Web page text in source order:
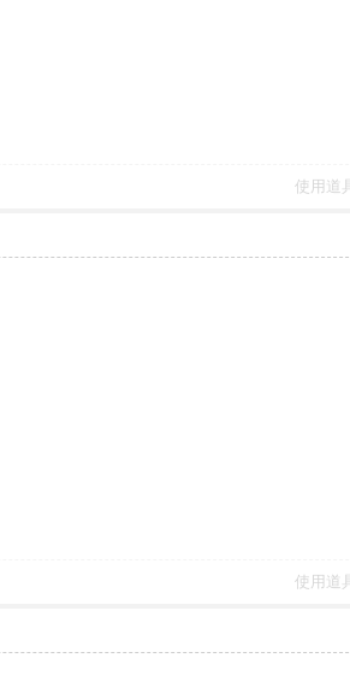
使用道具
使用道具